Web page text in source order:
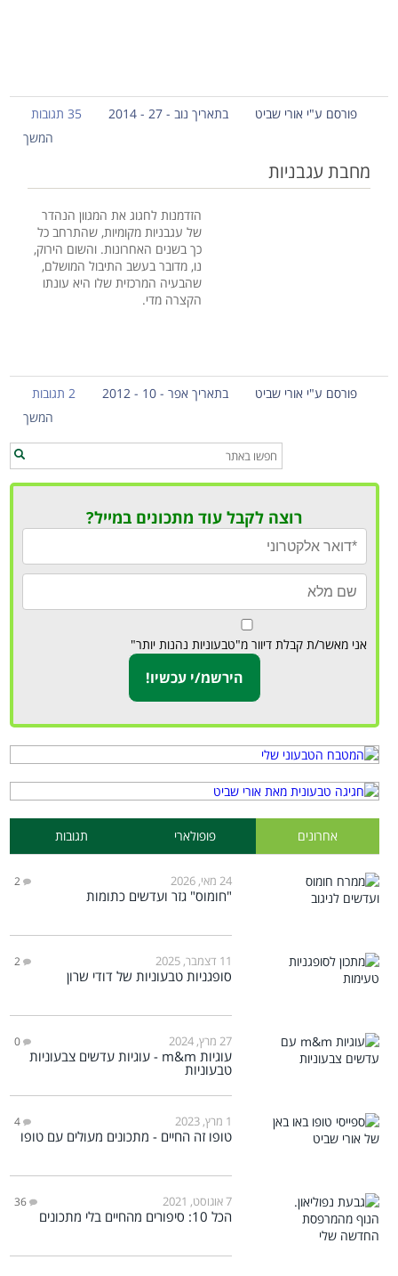
פורסם ע"י אורי שביט בתאריך נוב - 27 - 2014
35 תגובות
המשך
מחבת עגבניות
הזדמנות לחגוג את המגוון הנהדר
של עגבניות מקומיות, שהתרחב כל
כך בשנים האחרונות. והשום הירוק,
נו, מדובר בעשב התיבול המושלם,
שהבעיה המרכזית שלו היא עונתו
הקצרה מדי.
פורסם ע"י אורי שביט בתאריך אפר - 10 - 2012
2 תגובות
המשך
רוצה לקבל עוד מתכונים במייל?
אני מאשר/ת קבלת דיוור מ"טבעוניות נהנות יותר"
אחרונים פופולארי תגובות
24 מאי, 2026 2
"חומוס" גזר ועדשים כתומות
11 דצמבר, 2025 2
סופגניות טבעוניות של דודי שרון
27 מרץ, 2024 0
עוגיות m&m - עוגיות עדשים צבעוניות
טבעוניות
1 מרץ, 2023 4
טופו זה החיים - מתכונים מעולים עם טופו
7 אוגוסט, 2021 36
הכל 10: סיפורים מהחיים בלי מתכונים